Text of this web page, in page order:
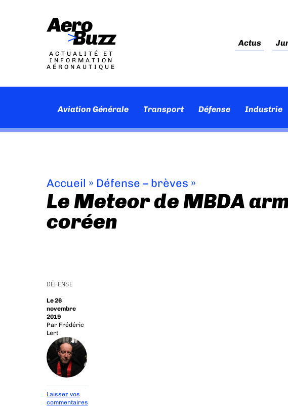
ACTUALITÉ ET
INFORMATION
AÉRONAUTIQUE
Actus
Aviation Générale Transport Défense Industrie
Accueil » Défense – brèves »
Le Meteor de MBDA
coréen
DÉFENSE
Le 26
novembre
2019
Par Frédéric
Lert
Laissez vos
commentaires